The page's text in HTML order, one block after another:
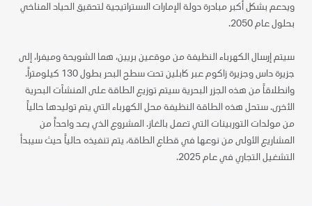
ويدعم بشكل أكبر مبادرة دولة الإمارات الاستراتيجية لتحقيق الحياد المناخي
بحلول عام 2050.
سيتم إرسال الكهرباء النظيفة من موقعين بريين، هما الشويحة وميفرا، إلى
جزيرة داس وجزيرة زاكوم عبر كابلين تحت سطح البحر بطول 130 كيلومتراً.
وانطلاقاً من هذه الجزر البحرية سيتم توزيع الطاقة على المنشآت البحرية
الأخرى. ستحل هذه الطاقة النظيفة محل الكهرباء التي يتم توليدها حالياً
من مولدات التوربينات التي تعمل بالغاز. المشروع الذي يعد واحداً من
المشاريع الأولى من نوعها في قطاع الطاقة، يتم تنفيذه حالياً حيث سيبدأ
التشغيل التجاري في عام 2025.